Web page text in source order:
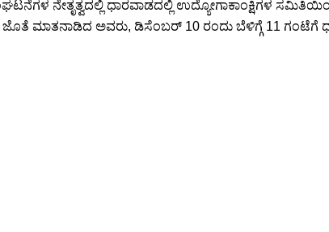
ನೇತೃತ್ವದಲ್ಲಿ ಧಾರವಾಡದಲ್ಲಿ ಉದ್ಯೋಗಾಕಾಂಕ್ಷಿಗಳ
ಮಾತನಾಡಿದ ಅವರು, ಡಿಸೆಂಬರ್ 10 ರಂದು ಬೆಳಿಗ್ಗೆ 11 ಗಂಟೆಗೆ